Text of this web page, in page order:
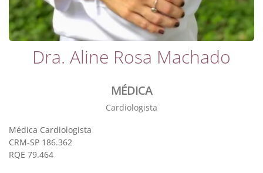
Dra. Aline Rosa Machado
MÉDICA
Cardiologista
Médica Cardiologista
CRM-SP 186.362
RQE 79.464